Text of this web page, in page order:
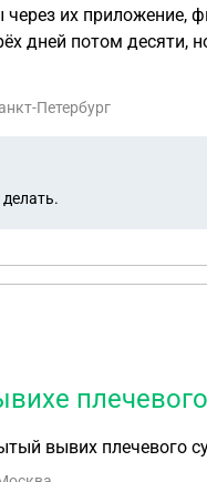
фирма взяла залог в 5 тыс,
дней потом десяти,
Петербург
вывих плечевого